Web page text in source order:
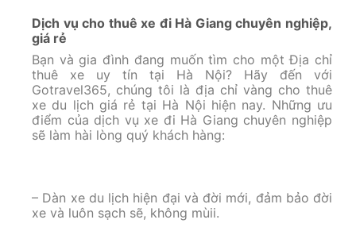
Dịch vụ cho thuê xe đi Hà Giang chuyên nghiệp,
giá rẻ
Bạn và gia đình đang muốn tìm cho một Địa chỉ
thuê xe uy tín tại Hà Nội? Hãy đến với
Gotravel365, chúng tôi là địa chỉ vàng cho thuê
xe du lịch giá rẻ tại Hà Nội hiện nay. Những ưu
điểm của dịch vụ xe đi Hà Giang chuyên nghiệp
sẽ làm hài lòng quý khách hàng:
– Dàn xe du lịch hiện đại và đời mới, đảm bảo đời
xe và luôn sạch sẽ, không mùii.